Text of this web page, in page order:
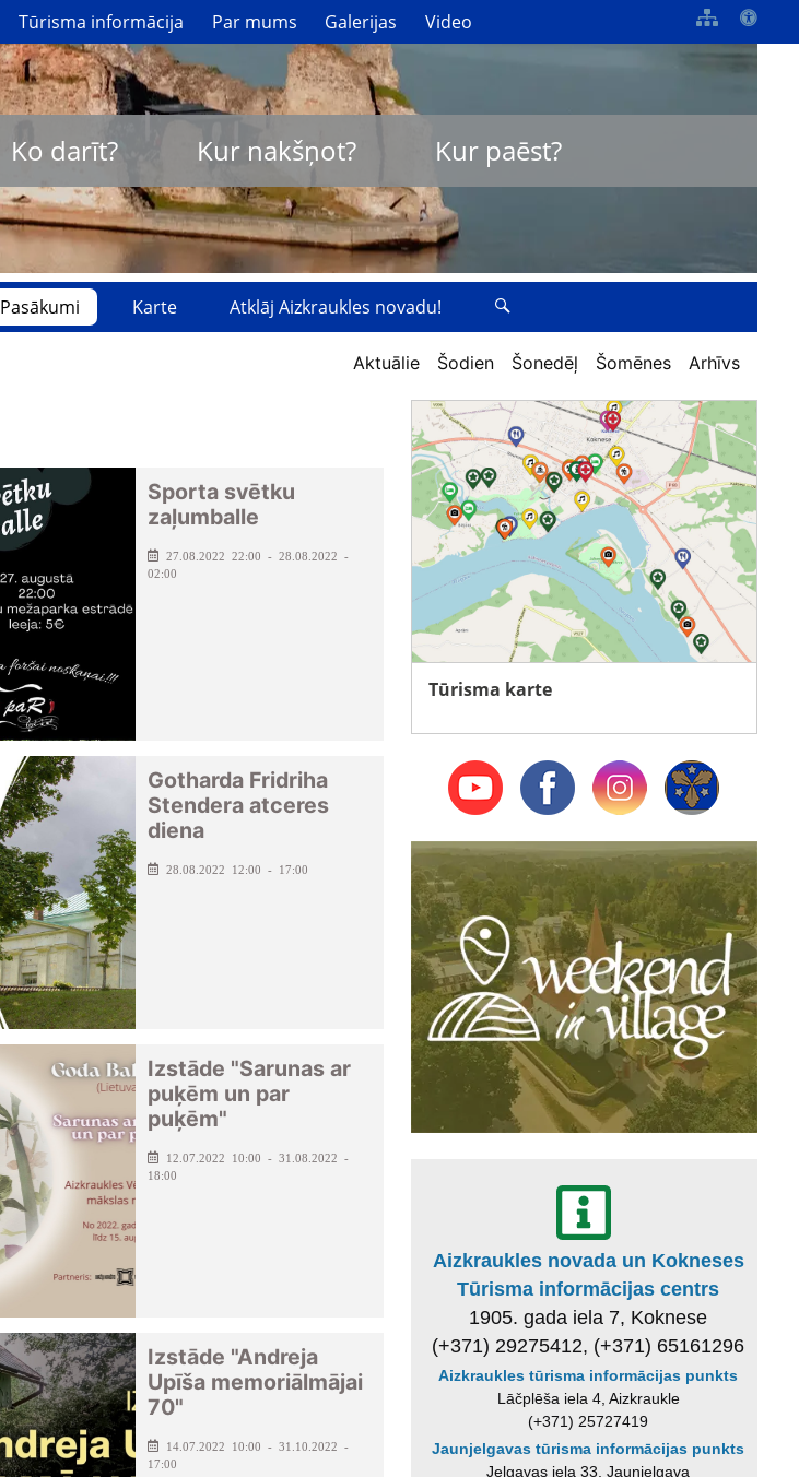
Tūrisma informācija Par mums Galerijas Video
Ko darīt? Kur nakšņot? Kur paēst?
Pasākumi Karte Atklāj Aizkraukles novadu!
Aktuālie Šodien Šonedēļ Šomēnes Arhīvs
Sporta svētku
zaļumballe
27.08.2022 22:00 - 28.08.2022 -
02:00
Gotharda Fridriha
Stendera atceres
diena
28.08.2022 12:00 - 17:00
Izstāde "Sarunas ar
puķēm un par
puķēm"
12.07.2022 10:00 - 31.08.2022 -
18:00
Izstāde "Andreja
Upīša memoriālmājai
70"
14.07.2022 10:00 - 31.10.2022 -
17:00
Tūrisma karte
Aizkraukles novada un Kokneses
Tūrisma informācijas centrs
1905. gada iela 7, Koknese
(+371) 29275412, (+371) 65161296
Aizkraukles tūrisma informācijas punkts
Lāčplēša iela 4, Aizkraukle
(+371) 25727419
Jaunjelgavas tūrisma informācijas punkts
Jelgavas iela 33, Jaunjelgava